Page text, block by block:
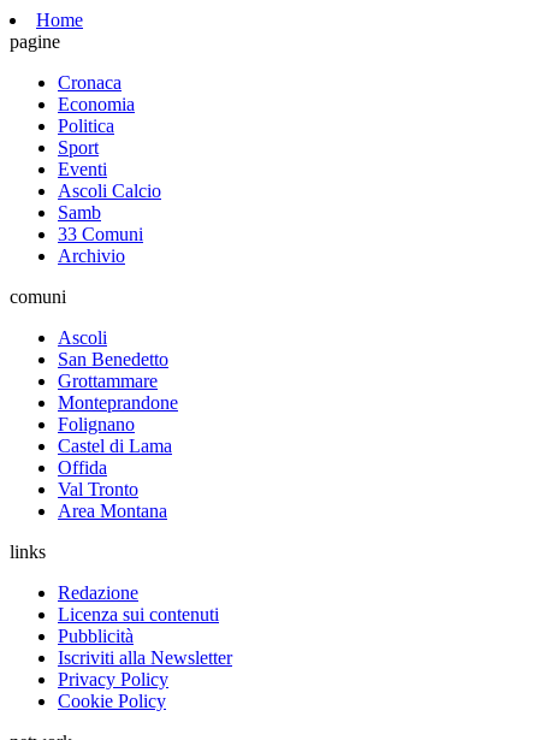
Home
pagine
Cronaca
Economia
Politica
Sport
Eventi
Ascoli Calcio
Samb
33 Comuni
Archivio
comuni
Ascoli
San Benedetto
Grottammare
Monteprandone
Folignano
Castel di Lama
Offida
Val Tronto
Area Montana
links
Redazione
Licenza sui contenuti
Pubblicità
Iscriviti alla Newsletter
Privacy Policy
Cookie Policy